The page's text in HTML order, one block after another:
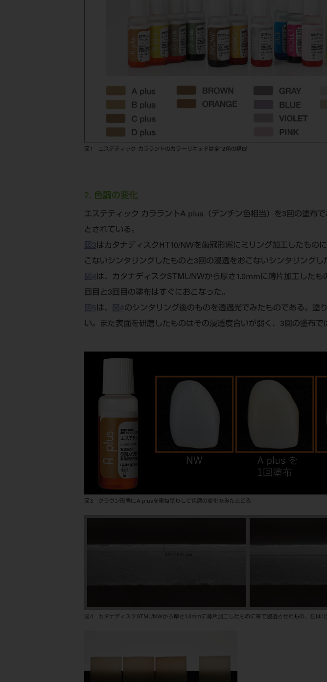
図1 エステティック カララントのカラーリキッドは全12色の構成
2. 色調の変化
エステティック カララントA plus（デンチン色相当）を3回の塗布
とされている。
図3 はカタナディスクHT10/NWを歯冠形態にミリング加工したも
こないシンタリングしたものと3回の浸透をおこないシンタリングし
図4 は、カタナディスクSTML/NWから厚さ1.0mmに薄片加工した
回目と3回目の塗布はすぐにおこなった。
図5 は、 図4のシンタリング後のものを透過光でみたものである。塗
い。また表面を研磨したものはその浸透度合いが弱く、3回の塗布で
図3 クラウン形態にA plusを重ね塗りして色調の変化をみたところ
図4 カタナディスクSTML/NWから厚さ1.0mmに薄片加工したものに筆で浸透させたもの。左は1